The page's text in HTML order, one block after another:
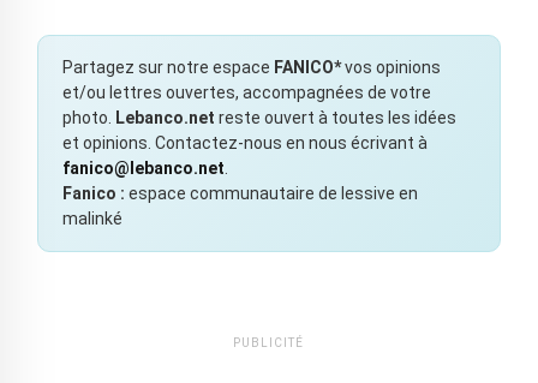
Partagez sur notre espace FANICO*vos opinions
et/ou lettres ouvertes, accompagnées de votre
photo.
Lebanco.net reste ouvert à toutes les idées
et opinions. Contactez-nous en nous écrivant à
fanico@lebanco.net
Fanico : espace communautaire de lessive en
malinké
PUBLICITÉ